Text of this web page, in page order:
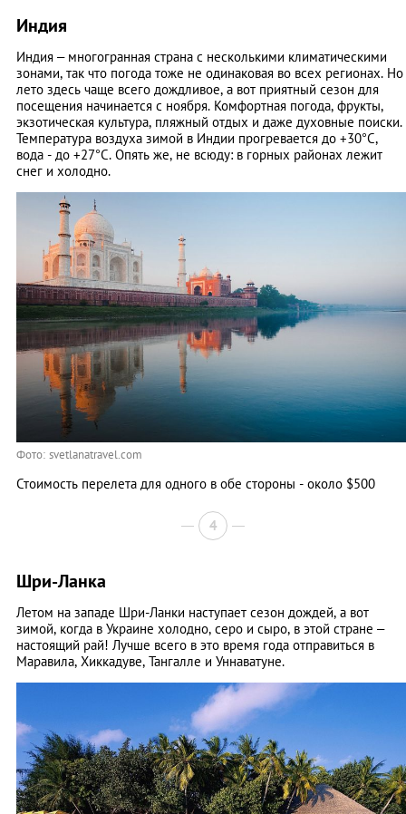
Индия
Индия – многогранная страна с несколькими климатическими
зонами, так что погода тоже не одинаковая во всех регионах. Но
лето здесь чаще всего дождливое, а вот приятный сезон для
посещения начинается с ноября. Комфортная погода, фрукты,
экзотическая культура, пляжный отдых и даже духовные поиски.
Температура воздуха зимой в Индии прогревается до +30°C,
вода - до +27°C. Опять же, не всюду: в горных районах лежит
снег и холодно.
Фото: svetlanatravel.com
Стоимость перелета для одного в обе стороны - около $500
4
Шри-Ланка
Летом на западе Шри-Ланки наступает сезон дождей, а вот
зимой, когда в Украине холодно, серо и сыро, в этой стране –
настоящий рай! Лучше всего в это время года отправиться в
Маравила, Хиккадуве, Тангалле и Уннаватуне.